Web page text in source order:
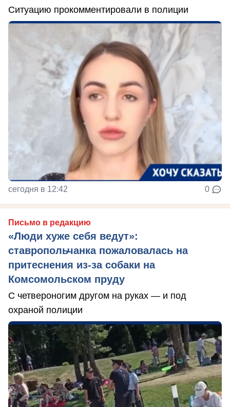
Ситуацию прокомментировали в полиции
сегодня в 12:42 0
Письмо в редакцию
«Люди хуже себя ведут»:
ставропольчанка пожаловалась на
притеснения из-за собаки на
Комсомольском пруду
С четвероногим другом на руках — и под
охраной полиции